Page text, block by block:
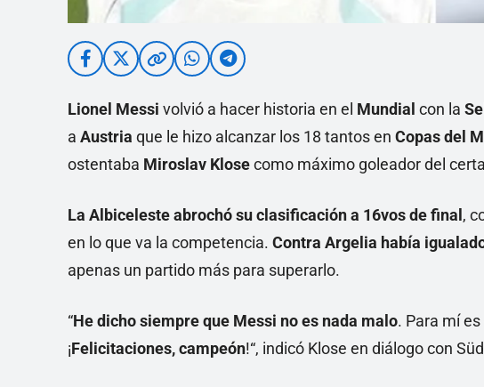
Lionel Messi volvió a hacer historia en el Mundial con la
a Austria que le hizo alcanzar los 18 tantos en Copas del
ostentaba Miroslav Klosecomo máximo goleador del
La Albiceleste abrochó su clasificación a 16vos de final ,
en lo que va la competencia. Contra Argelia había
apenas un partido más para superarlo.
“He dicho siempre que Messi no es nada malo. Para mí
¡Felicitaciones, campeón!“, indicó Klose en diálogo con